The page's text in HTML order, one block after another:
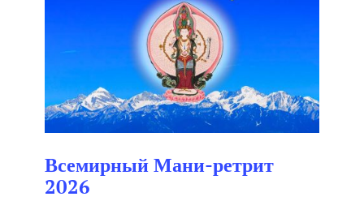
Всемирный Мани-ретрит
2026